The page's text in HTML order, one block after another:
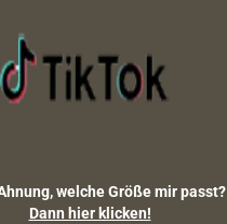
welche Größe mir passt?
Dann hier klicken!